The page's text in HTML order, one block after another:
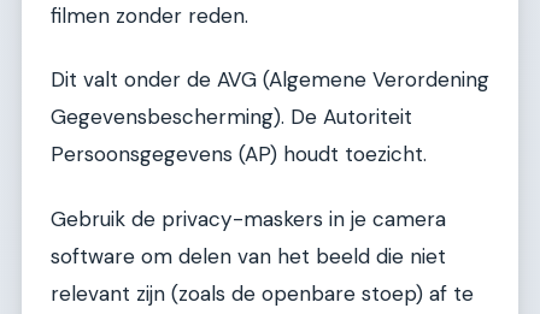
filmen zonder reden.
Dit valt onder de AVG (Algemene Verordening
Gegevensbescherming). De Autoriteit
Persoonsgegevens (AP) houdt toezicht.
Gebruik de privacy-maskers in je camera
software om delen van het beeld die niet
relevant zijn (zoals de openbare stoep) af te